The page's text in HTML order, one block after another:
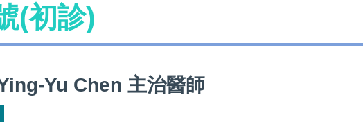
(初診)
Yu Chen 主治醫師